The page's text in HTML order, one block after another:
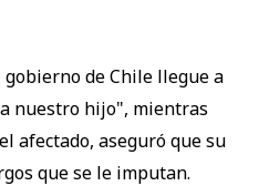
de Chile llegue a
nuestro hijo", mientras
afectado, aseguró que su
que se le imputan.